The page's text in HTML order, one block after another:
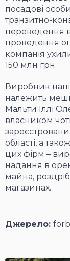
посадові
транзитно-
переведення в
проведення
компанія
150 млн грн.
Виробник
належить
Мальти Іллі
власником
області, а
цих фірм –
надання в
майна,
магазинах.
Джерело: